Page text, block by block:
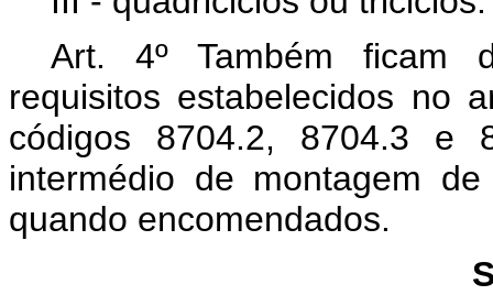
Art. 4º Também ficam
requisitos estabelecidos no
códigos 8704.2, 8704.3 e
intermédio de montagem
quando encomendados.